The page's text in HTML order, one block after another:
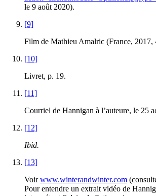
le 9 août 2020).
[9]
Film de Mathieu Amalric (France, 2017,
[10]
Livret, p. 19.
[11]
Courriel de Hannigan à l’auteure, le 25
[12]
Ibid.
[13]
Voirwww.winterandwinter.com
Pour entendre un extrait vidéo de